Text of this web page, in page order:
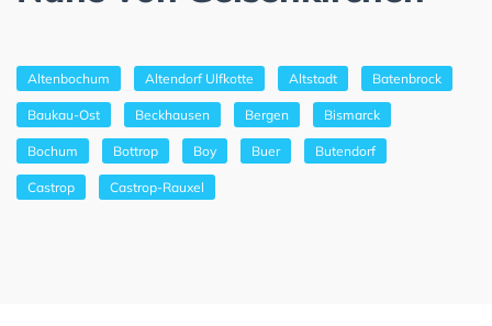
Altenbochum Altendorf Ulfkotte Altstadt Batenbrock
Baukau-Ost Beckhausen Bergen Bismarck
Bochum Bottrop Boy Buer Butendorf
Castrop Castrop-Rauxel